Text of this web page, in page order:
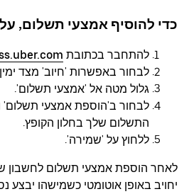
כדי להוסיף אמצעי תשלום,
להתחבר בכתובת
לבחור באפשרות 'חיוב' מצד
גלול מטה אל 'אמצעי תשלום'.
לבחור ב'הוספת אמצעי תשלום'
התשלום שלך בחלון הקופץ.
ללחוץ על 'שמירה'.
לאחר הוספת אמצעי תשלום לחשבון
יחויב באופן אוטומטי כשמישהו יבצע